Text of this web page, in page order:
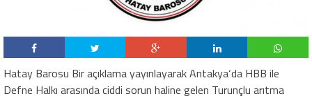
Hatay Barosu Bir açıklama yayınlayarak Antakya‘da HBB ile
Defne Halkı arasında ciddi sorun haline gelen Turunçlu arıtma